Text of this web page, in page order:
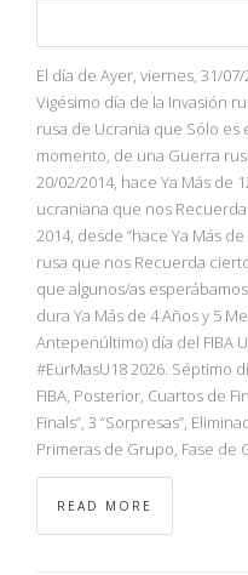
El día de Ayer, viernes, 31/
Vigésimo día de la Invasión
rusa de Ucrania que Sólo es
momento, de una Guerra
20/02/2014, hace Ya Más de
ucraniana que nos
2014, desde “hace Ya Más
rusa que nos Recuerda
que algunos/as
dura Ya Más de 4 Años y 5
Antepenúltimo) día del FIBA
#EurMasU18 2026. Séptimo
FIBA, Posterior, Cuartos de
Finals”, 3 “Sorpresas”,
Primeras de Grupo, Fase de
READ MORE